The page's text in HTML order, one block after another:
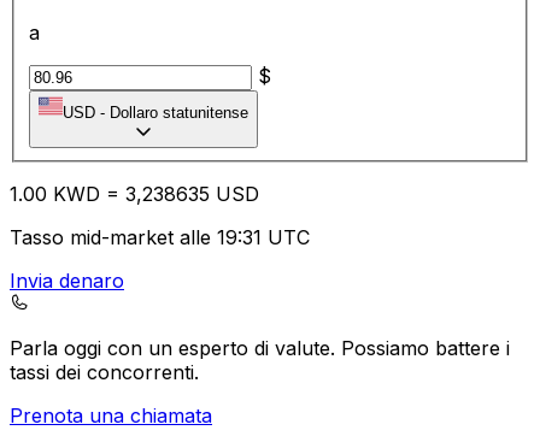
a
$
USD - Dollaro statunitense
1.00 KWD = 3,238635 USD
Tasso mid-market alle 19:31 UTC
Invia denaro
Parla oggi con un esperto di valute. Possiamo battere i
tassi dei concorrenti.
Prenota una chiamata